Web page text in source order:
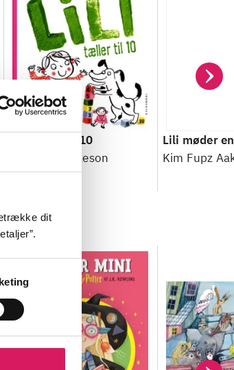
dit
Lili tæller til 10
Kim Fupz Aakeson
Lili møder
Kim Fupz